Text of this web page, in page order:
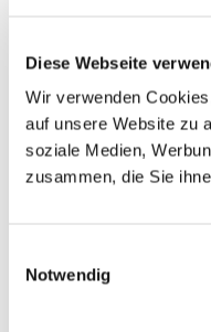
Diese Webseite
Wir verwenden
auf unsere Website zu
soziale Medien,
zusammen, die Sie
Notwendig